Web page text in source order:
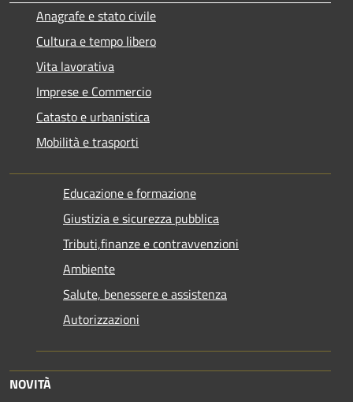
Anagrafe e stato civile
Cultura e tempo libero
Vita lavorativa
Imprese e Commercio
Catasto e urbanistica
Mobilità e trasporti
Educazione e formazione
Giustizia e sicurezza pubblica
Tributi,finanze e contravvenzioni
Ambiente
Salute, benessere e assistenza
Autorizzazioni
NOVITÀ